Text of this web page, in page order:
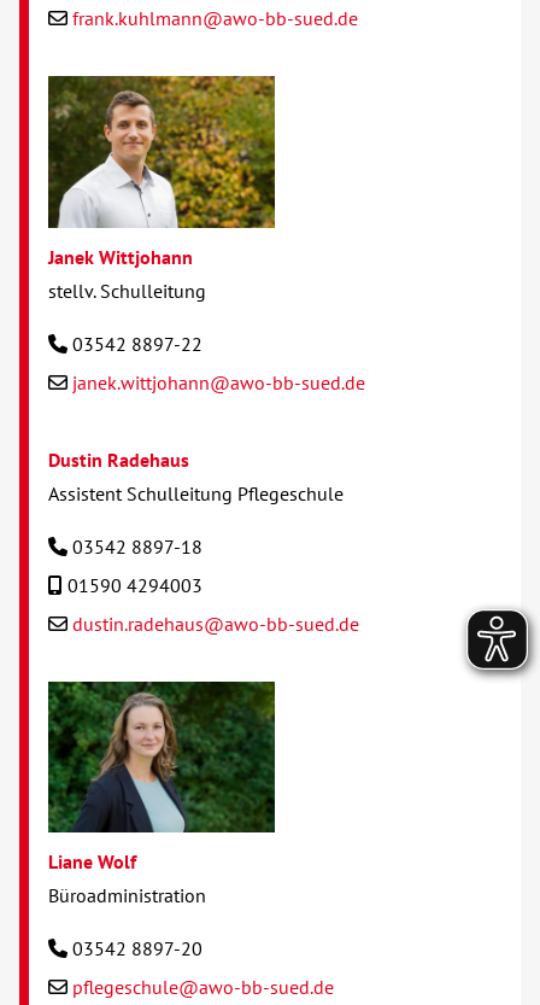
frank.kuhlmann@awo-bb-sued.de
Janek Wittjohann
stellv. Schulleitung
03542 8897-22
janek.wittjohann@awo-bb-sued.de
Dustin Radehaus
Assistent Schulleitung Pflegeschule
03542 8897-18
01590 4294003
dustin.radehaus@awo-bb-sued.de
Liane Wolf
Büroadministration
03542 8897-20
pflegeschule@awo-bb-sued.de